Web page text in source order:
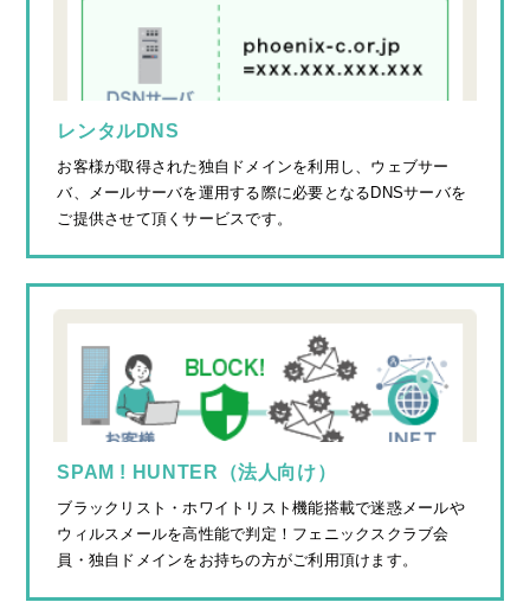
レンタルDNS
お客様が取得された独自ドメインを利用し、ウェブサー
バ、メールサーバを運用する際に必要となるDNSサーバを
ご提供させて頂くサービスです。
SPAM ! HUNTER（法人向け）
ブラックリスト・ホワイトリスト機能搭載で迷惑メールや
ウィルスメールを高性能で判定！フェニックスクラブ会
員・独自ドメインをお持ちの方がご利用頂けます。